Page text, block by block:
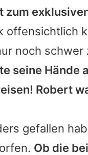
zum
offensichtlich
noch schwer
seine Hände
Robert
gefallen
Ob die